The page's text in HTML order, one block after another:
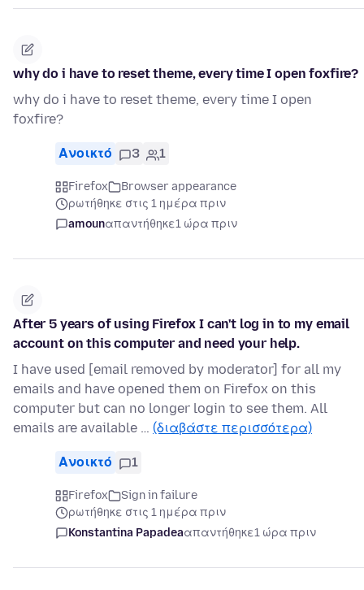
why do i have to reset theme, every time I open foxfire?
why do i have to reset theme, every time I open
foxfire?
Ανοικτό 3 1
Firefox
Browser appearance
ρωτήθηκε στις 1 ημέρα πριν
amounαπαντήθηκε1 ώρα πριν
After 5 years of using Firefox I can't log in to my email
account on this computer and need your help.
I have used [email removed by moderator] for all my
emails and have opened them on Firefox on this
computer but can no longer login to see them. All
emails are available … (διαβάστε περισσότερα)
Ανοικτό 1
Firefox
Sign in failure
ρωτήθηκε στις 1 ημέρα πριν
Konstantina Papadeaαπαντήθηκε1 ώρα πριν